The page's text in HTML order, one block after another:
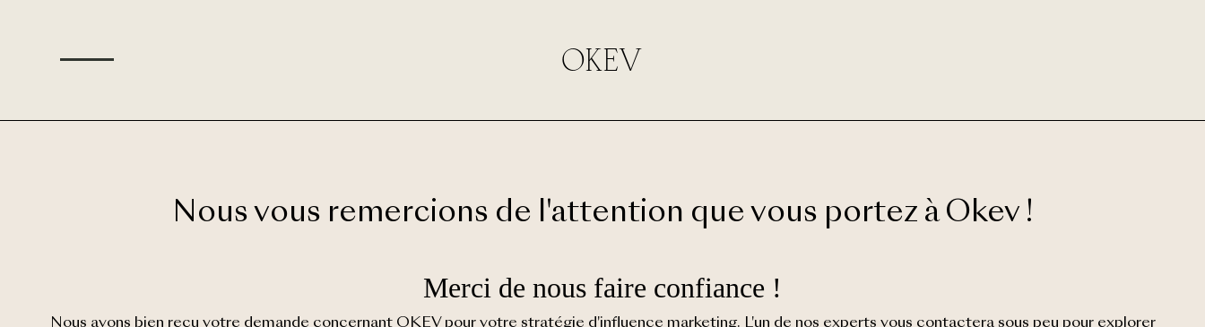
OKEV
Nous vous remercions de l'attention que vous portez à Okev !
Merci de nous faire confiance !
Nous avons bien reçu votre demande concernant OKEV pour votre stratégie d'influence marketing. L'un de nos experts vous contactera sous peu pour explorer